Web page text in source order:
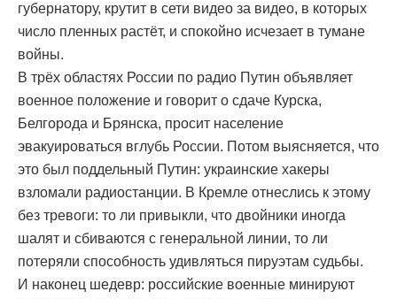
губернатору, крутит в сети видео за видео, в которых
число пленных растёт, и спокойно исчезает в тумане
войны.
В трёх областях России по радио Путин объявляет
военное положение и говорит о сдаче Курска,
Белгорода и Брянска, просит население
эвакуироваться вглубь России. Потом выясняется, что
это был поддельный Путин: украинские хакеры
взломали радиостанции. В Кремле отнеслись к этому
без тревоги: то ли привыкли, что двойники иногда
шалят и сбиваются с генеральной линии, то ли
потеряли способность удивляться пируэтам судьбы.
И наконец шедевр: российские военные минируют